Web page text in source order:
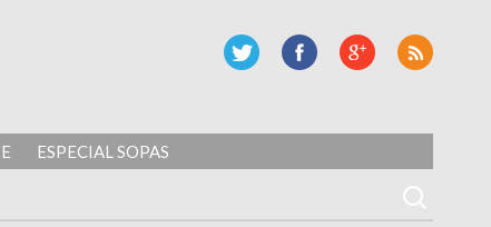
ESPECIAL SOPAS